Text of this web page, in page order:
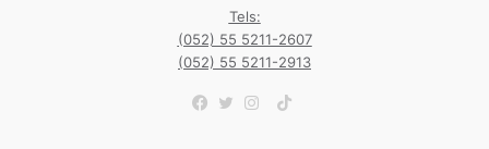
Tels:
(052) 55 5211-2607
(052) 55 5211-2913
TikTok